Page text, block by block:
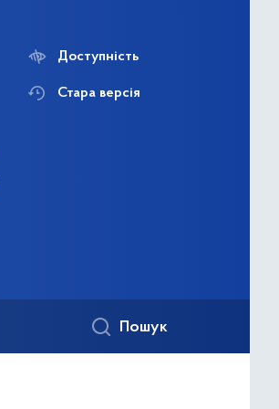
Доступність
Стара версія
Пошук